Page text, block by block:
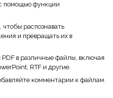
помощью функции
распознавать
и превращать их в
в различные файлы, включая
RTF и другие.
комментарии к файлам.